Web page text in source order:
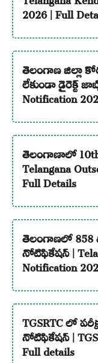
2026 | Full
తెలంగాణ జిల్లా
లేకుండా డైరెక్ట్
Notification
తెలంగాణాలో 10th
Telangana
Full Details
తెలంగాణలో 858
నోటిఫికేషన్ |
Notification
TGSRTC లో
నోటిఫికేషన్ |
Full details